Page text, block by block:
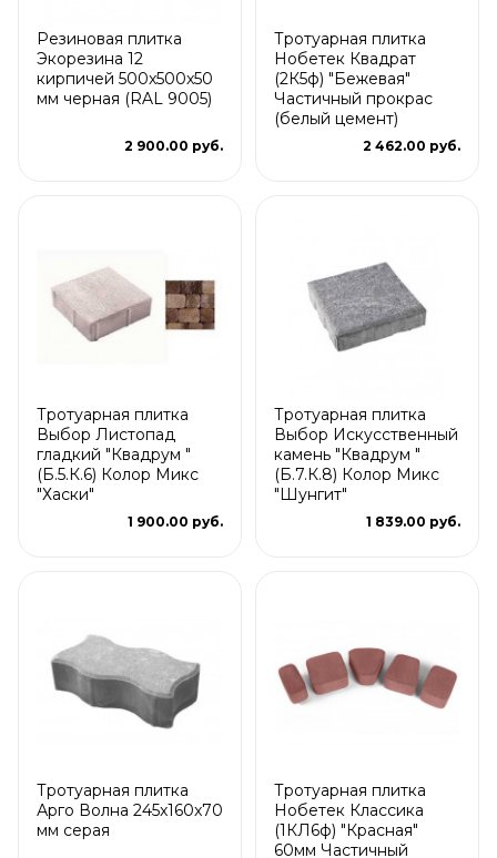
Резиновая плитка
Экорезина 12
кирпичей 500x500x50
мм черная (RAL 9005)
2 900.00 руб.
Тротуарная плитка
Нобетек Квадрат
(2К5ф) "Бежевая"
Частичный прокрас
(белый цемент)
2 462.00 руб.
Тротуарная плитка
Выбор Листопад
гладкий "Квадрум "
(Б.5.К.6) Колор Микс
"Хаски"
1 900.00 руб.
Тротуарная плитка
Выбор Искусственный
камень "Квадрум "
(Б.7.К.8) Колор Микс
"Шунгит"
1 839.00 руб.
Тротуарная плитка
Арго Волна 245x160x70
мм серая
Тротуарная плитка
Нобетек Классика
(1КЛ6ф) "Красная"
60мм Частичный